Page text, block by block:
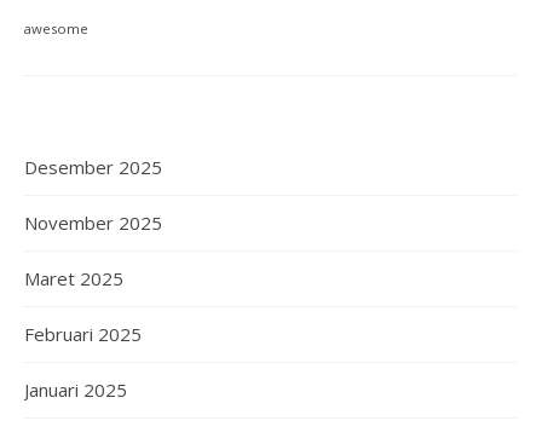
awesome
Desember 2025
November 2025
Maret 2025
Februari 2025
Januari 2025